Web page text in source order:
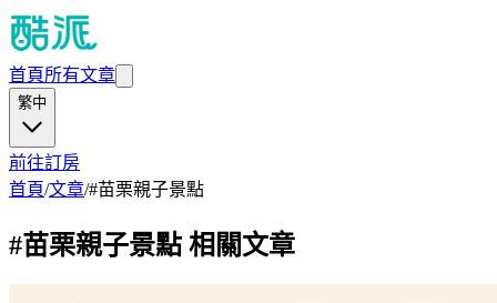
首頁所有文章
繁中
前往訂房
首頁/文章/#苗栗親子景點
#苗栗親子景點 相關文章